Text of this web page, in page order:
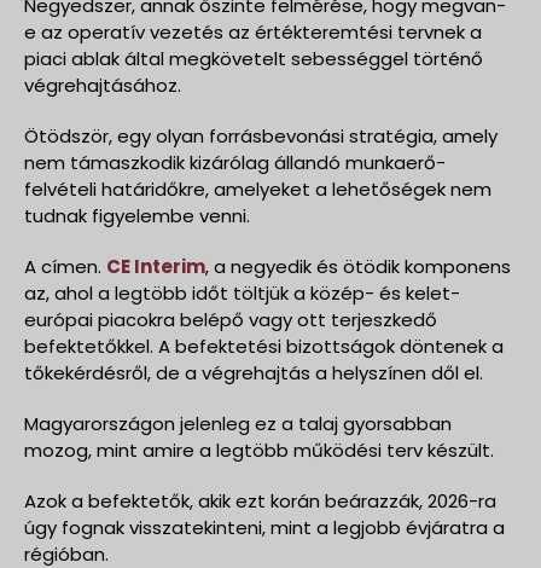
e az operatív vezetés az értékteremtési tervnek a
piaci ablak által megkövetelt sebességgel történő
végrehajtásához.
Ötödször, egy olyan forrásbevonási stratégia, amely
nem támaszkodik kizárólag állandó munkaerő-
felvételi határidőkre, amelyeket a lehetőségek nem
tudnak figyelembe venni.
A címen. CE Interim, a negyedik és ötödik komponens
az, ahol a legtöbb időt töltjük a közép- és kelet-
európai piacokra belépő vagy ott terjeszkedő
befektetőkkel. A befektetési bizottságok döntenek a
tőkekérdésről, de a végrehajtás a helyszínen dől el.
Magyarországon jelenleg ez a talaj gyorsabban
mozog, mint amire a legtöbb működési terv készült.
Azok a befektetők, akik ezt korán beárazzák, 2026-ra
úgy fognak visszatekinteni, mint a legjobb évjáratra a
régióban.